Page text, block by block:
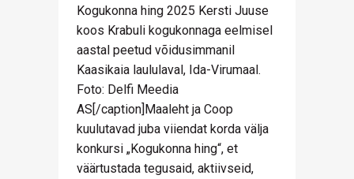
Kogukonna hing 2025 Kersti Juuse
koos Krabuli kogukonnaga eelmisel
aastal peetud võidusimmanil
Kaasikaia laululaval, Ida-Virumaal.
Foto: Delfi Meedia
AS[/caption]Maaleht ja Coop
kuulutavad juba viiendat korda välja
konkursi „Kogukonna hing“, et
väärtustada tegusaid, aktiivseid,